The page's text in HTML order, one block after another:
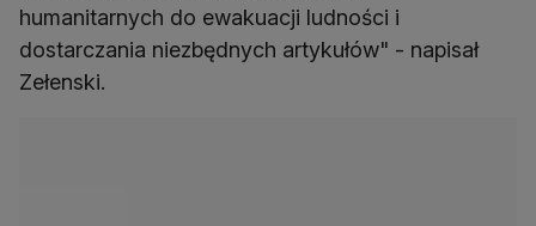
humanitarnych do ewakuacji ludności i
dostarczania niezbędnych artykułów" - napisał
Zełenski.